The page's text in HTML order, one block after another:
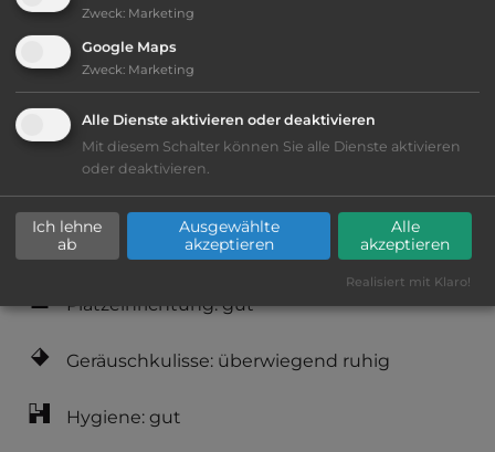
Ausstattung:
bis 35,- Euro
Klassifizierung: gut
Lage: ansprechend
Platzeinrichtung: gut
Geräuschkulisse: überwiegend ruhig
Hygiene: gut
Zweck: Marketing
Google Maps
Zweck: Marketing
Alle Dienste aktivieren oder deaktivieren
Mit diesem Schalter können Sie alle Dienste aktivieren
oder deaktivieren.
Ich lehne
ab
Ausgewählte
akzeptieren
Alle
akzeptieren
Realisiert mit Klaro!